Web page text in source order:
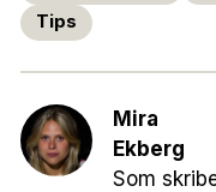
Tips
Mira
Ekberg
Som